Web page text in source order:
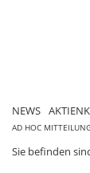
NEWS
AD HOC
Sie befinden